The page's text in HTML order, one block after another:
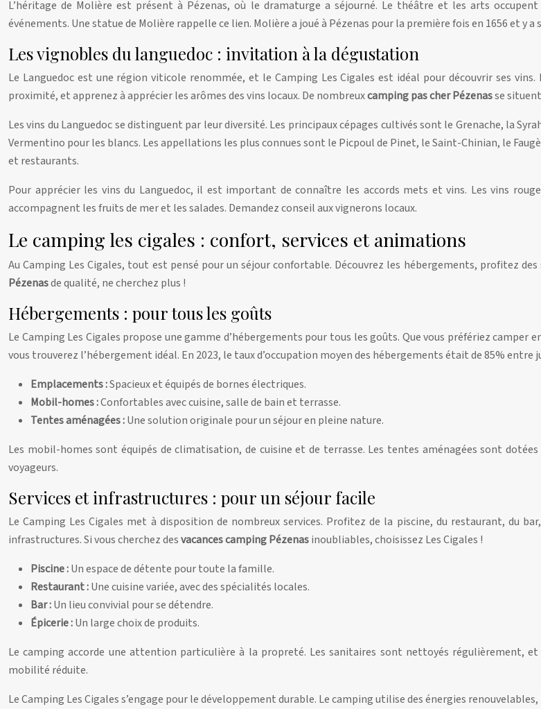
L’héritage de Molière est présent à Pézenas, où le dramaturge a séjourné. Le théâtre et les arts
événements. Une statue de Molière rappelle ce lien. Molière a joué à Pézenas pour la première fois en 1656 et y a
Les vignobles du languedoc : invitation à la dégustation
Le Languedoc est une région viticole renommée, et le Camping Les Cigales est idéal pour découvrir ses
proximité, et apprenez à apprécier les arômes des vins locaux. De nombreuxcamping pas cher Pézenasse
Les vins du Languedoc se distinguent par leur diversité. Les principaux cépages cultivés sont le Grenache, la
Vermentino pour les blancs. Les appellations les plus connues sont le Picpoul de Pinet, le Saint-Chinian, le
et restaurants.
Pour apprécier les vins du Languedoc, il est important de connaître les accords mets et vins. Les vins
accompagnent les fruits de mer et les salades. Demandez conseil aux vignerons locaux.
Le camping les cigales : confort, services et animations
Au Camping Les Cigales, tout est pensé pour un séjour confortable. Découvrez les hébergements, profitez
Pézenasde qualité, ne cherchez plus !
Hébergements : pour tous les goûts
Le Camping Les Cigales propose une gamme d’hébergements pour tous les goûts. Que vous préfériez
vous trouverez l’hébergement idéal. En 2023, le taux d’occupation moyen des hébergements était de 85% entre
Emplacements :Spacieux et équipés de bornes électriques.
Mobil-homes :Confortables avec cuisine, salle de bain et terrasse.
Tentes aménagées :Une solution originale pour un séjour en pleine nature.
Les mobil-homes sont équipés de climatisation, de cuisine et de terrasse. Les tentes aménagées sont
voyageurs.
Services et infrastructures : pour un séjour facile
Le Camping Les Cigales met à disposition de nombreux services. Profitez de la piscine, du restaurant, du
infrastructures. Si vous cherchez desvacances camping Pézenasinoubliables, choisissez Les Cigales !
Piscine :Un espace de détente pour toute la famille.
Restaurant :Une cuisine variée, avec des spécialités locales.
Bar :Un lieu convivial pour se détendre.
Épicerie :Un large choix de produits.
Le camping accorde une attention particulière à la propreté. Les sanitaires sont nettoyés régulièrement,
mobilité réduite.
Le Camping Les Cigales s’engage pour le développement durable. Le camping utilise des énergies